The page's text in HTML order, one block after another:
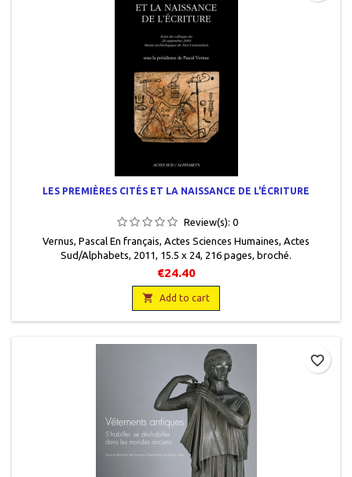
LES PREMIÈRES CITÉS ET LA NAISSANCE DE L'ÉCRITURE
Review(s): 0
Vernus, Pascal En français, Actes Sciences Humaines, Actes
Sud/Alphabets, 2011, 15.5 x 24, 216 pages, broché.
Neuf.9782742794898Manque sans date.
€24.40
 Add to cart
favorite_border